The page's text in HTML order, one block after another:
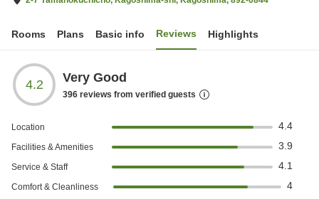
Rooms Plans Basic info Reviews Highlights
4.2 Very Good
396 reviews from verified guests
Location 4.4
Facilities & Amenities 3.9
Service & Staff 4.1
Comfort & Cleanliness 4